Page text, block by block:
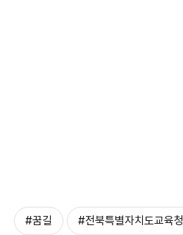
#꿈길 #전북특별자치도교육청